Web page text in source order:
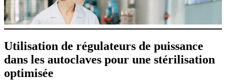
Utilisation de régulateurs de puissance
dans les autoclaves pour une stérilisation
optimisée